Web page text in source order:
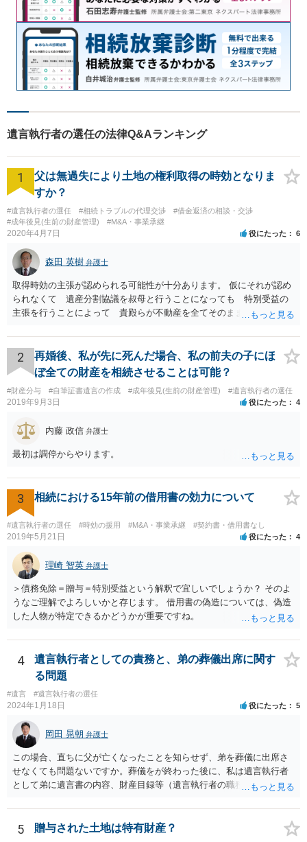
遺言執行者の選任の法律Q&Aランキング
1
父は無過失により土地の権利取得の時効となりま
すか？
#遺言執行者の選任 #相続トラブルの代理交渉
#借金返済の相談・交渉
#成年後見(生前の財産管理)
#M&A・事業承継
2020年4月7日 役にたった 6
森田 英樹 弁護士
取得時効の主張が認められる可能性が十分あります。 仮にそれが認め
られなくて 遺産分割協議を叔母と行うことになっても 特別受益の
主張を行うことによって 貴殿らが不動産を全てそのまま取得できる
2
再婚後、私が先に死んだ場合、私の前夫の子にほ
ぼ全ての財産を相続させることは可能？
#財産分与 #自筆証書遺言の作成 #成年後見(生前の財産管理) #遺言執行者の選任
2019年9月3日 役にたった 4
内藤 政信 弁護士
最初は調停からやります。
3 相続における15年前の借用書の効力について
#遺言執行者の選任 #時効の援用 #M&A・事業承継 #契約書・借用書なし
2019年5月21日 役にたった 4
理崎 智英 弁護士
＞債務免除＝贈与＝特別受益という解釈で宜しいでしょうか？ そのよ
うなご理解でよろしいかと存じます。 借用書の偽造については、偽造
した人物が特定できるかどうかが重要ですね。
4
遺言執行者としての責務と、弟の葬儀出席に関す
る問題
#遺言 #遺言執行者の選任
2024年1月18日 役にたった 5
岡田 晃朝 弁護士
この場合、直ちに父が亡くなったことを知らせず、弟を葬儀に出席さ
せなくても問題ないですか。葬儀をが終わった後に、私は遺言執行者
として弟に遺言書の内容、財産目録等（遺言執行者の職務）を知らせ
るかは喪主の自由です。 呼ばなくてもかまいません。 そもそも、そう
いう法律関係にありません。 遺言の内容と遺産の総額の通知、公正証
5 贈与された土地は特有財産？